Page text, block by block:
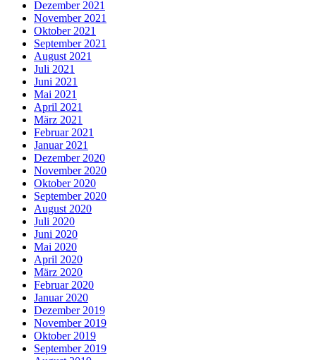
Dezember 2021
November 2021
Oktober 2021
September 2021
August 2021
Juli 2021
Juni 2021
Mai 2021
April 2021
März 2021
Februar 2021
Januar 2021
Dezember 2020
November 2020
Oktober 2020
September 2020
August 2020
Juli 2020
Juni 2020
Mai 2020
April 2020
März 2020
Februar 2020
Januar 2020
Dezember 2019
November 2019
Oktober 2019
September 2019